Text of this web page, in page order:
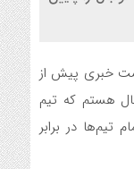
خبری پیش از
هستم که تیم
تیم‌ها در برابر